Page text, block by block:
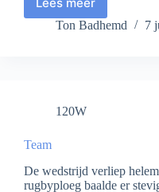
Gezondheid!
Ton Badhemd 7
120W
Team
De wedstrijd verliep
rugbyploeg baalde er